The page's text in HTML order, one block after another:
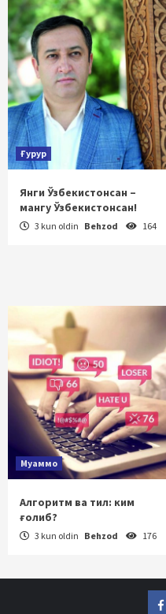
Ғурур
Янги Ўзбекистонсан –
мангу Ўзбекистонсан!
3 kun oldin Behzod 164
Муаммо
Алгоритм ва тил: ким
ғолиб?
3 kun oldin Behzod 176